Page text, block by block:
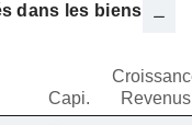
dans les biens
Capi.
Revenus